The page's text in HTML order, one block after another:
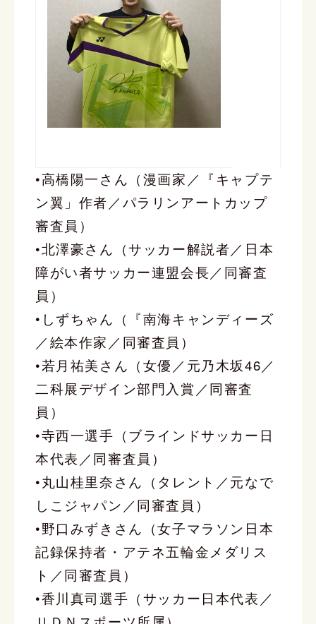
•高橋陽一さん（漫画家／『キャプテ
ン翼」作者／パラリンアートカップ
審査員）
•北澤豪さん（サッカー解説者／日本
障がい者サッカー連盟会長／同審査
員）
•しずちゃん（『南海キャンディーズ
／絵本作家／同審査員）
•若月祐美さん（女優／元乃木坂46／
二科展デザイン部門入賞／同審査
員）
•寺西一選手（ブラインドサッカー日
本代表／同審査員）
•丸山桂里奈さん（タレント／元なで
しこジャパン／同審査員）
•野口みずきさん（女子マラソン日本
記録保持者・アテネ五輪金メダリス
ト／同審査員）
•香川真司選手（サッカー日本代表／